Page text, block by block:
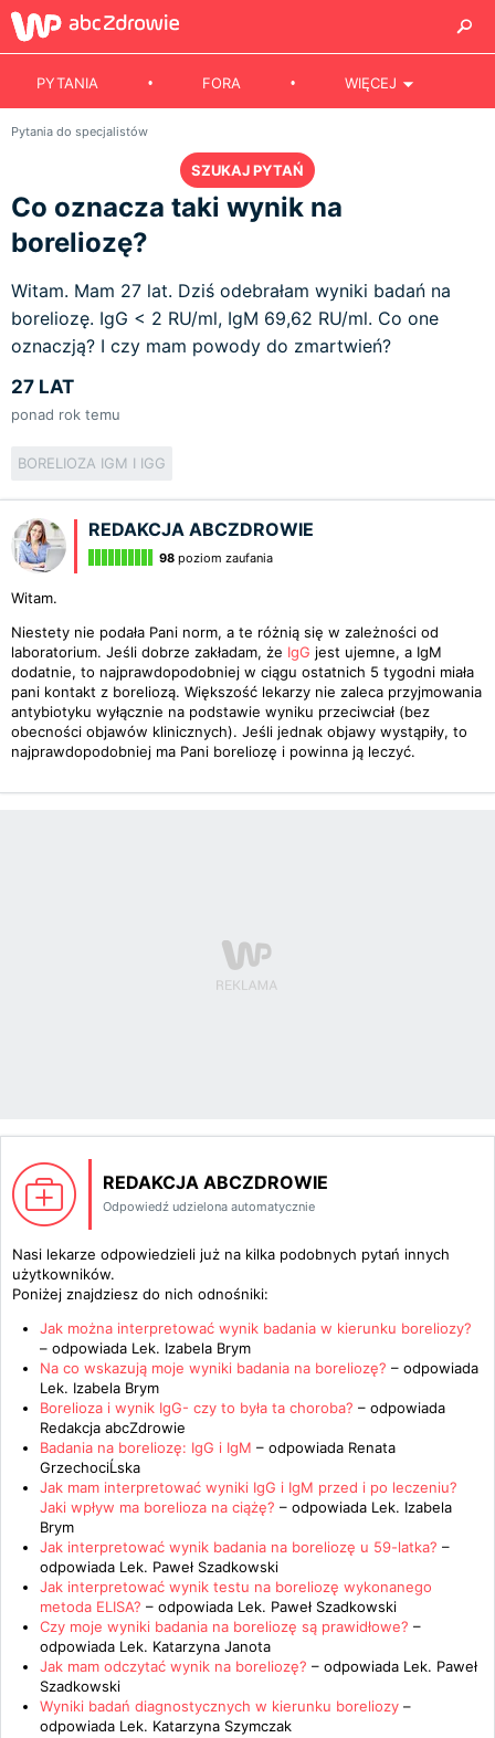
PYTANIA FORA WIĘCEJ
Pytania do specjalistów
SZUKAJ PYTAŃ
Co oznacza taki wynik na
boreliozę?
Witam. Mam 27 lat. Dziś odebrałam wyniki badań na
boreliozę. IgG < 2 RU/ml, IgM 69,62 RU/ml. Co one
oznaczją? I czy mam powody do zmartwień?
27 LAT
ponad rok temu
BORELIOZA IGM I IGG
REDAKCJA ABCZDROWIE
98 poziom zaufania
Witam.
Niestety nie podała Pani norm, a te różnią się w zależności od
laboratorium. Jeśli dobrze zakładam, że IgG jest ujemne, a IgM
dodatnie, to najprawdopodobniej w ciągu ostatnich 5 tygodni miała
pani kontakt z boreliozą. Większość lekarzy nie zaleca przyjmowania
antybiotyku wyłącznie na podstawie wyniku przeciwciał (bez
obecności objawów klinicznych). Jeśli jednak objawy wystąpiły, to
najprawdopodobniej ma Pani boreliozę i powinna ją leczyć.
REDAKCJA ABCZDROWIE
Odpowiedź udzielona automatycznie
Nasi lekarze odpowiedzieli już na kilka podobnych pytań innych
użytkowników.
Poniżej znajdziesz do nich odnośniki:
Jak można interpretować wynik badania w kierunku boreliozy?
– odpowiada Lek. Izabela Brym
Na co wskazują moje wyniki badania na boreliozę? – odpowiada
Lek. Izabela Brym
Borelioza i wynik IgG- czy to była ta choroba? – odpowiada
Redakcja abcZdrowie
Badania na boreliozę: IgG i IgM – odpowiada Renata
GrzechociĹska
Jak mam interpretować wyniki IgG i IgM przed i po leczeniu?
Jaki wpływ ma borelioza na ciążę? – odpowiada Lek. Izabela
Brym
Jak interpretować wynik badania na boreliozę u 59-latka? –
odpowiada Lek. Paweł Szadkowski
Jak interpretować wynik testu na boreliozę wykonanego
metoda ELISA? – odpowiada Lek. Paweł Szadkowski
Czy moje wyniki badania na boreliozę są prawidłowe? –
odpowiada Lek. Katarzyna Janota
Jak mam odczytać wynik na boreliozę? – odpowiada Lek. Paweł
Szadkowski
Wyniki badań diagnostycznych w kierunku boreliozy –
odpowiada Lek. Katarzyna Szymczak